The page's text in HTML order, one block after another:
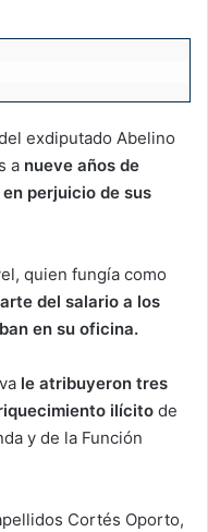
exdiputado Abelino
a nueve años de
perjuicio de sus
quien fungía como
del salario a los
en su oficina.
le atribuyeron tres
ilícito de
y de la Función
Cortés Oporto,